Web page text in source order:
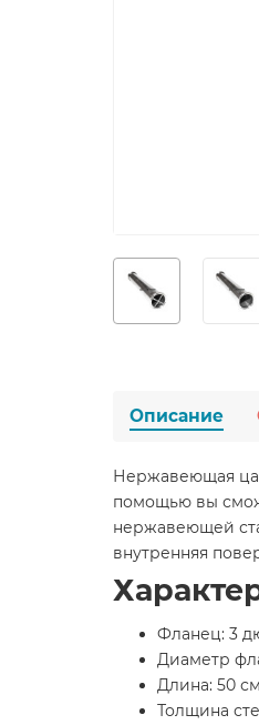
Описание
Нержавеющая
помощью вы
нержавеющей
внутренняя
Фланец: 3
Диаметр
Длина: 50
Толщина